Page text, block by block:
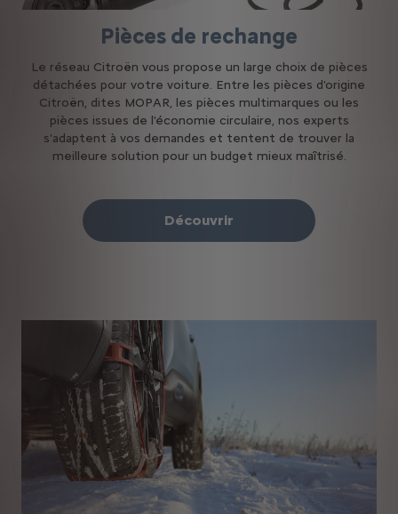
Pièces de rechange
Le réseau Citroën vous propose un large choix de pièces
détachées pour votre voiture. Entre les pièces d'origine
Citroën, dites MOPAR, les pièces multimarques ou les
pièces issues de l'économie circulaire, nos experts
s'adaptent à vos demandes et tentent de trouver la
meilleure solution pour un budget mieux maîtrisé.
Découvrir